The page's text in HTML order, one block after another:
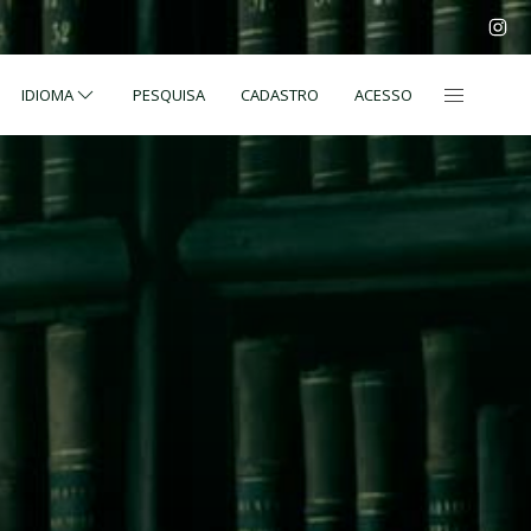
IDIOMA PESQUISA CADASTRO ACESSO